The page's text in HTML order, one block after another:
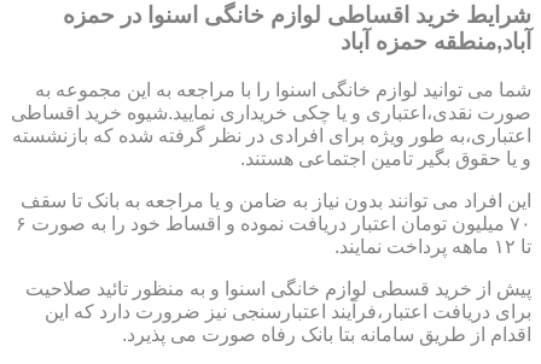
شرایط خرید اقساطی لوازم خانگی اسنوا در حمزه
آباد,منطقه حمزه آباد
شما می توانید لوازم خانگی اسنوا را با مراجعه به این مجموعه به
صورت نقدی،اعتباری و یا چکی خریداری نمایید.شیوه خرید اقساطی
اعتباری،به طور ویژه برای افرادی در نظر گرفته شده که بازنشسته
و یا حقوق بگیر تامین اجتماعی هستند.
این افراد می توانند بدون نیاز به ضامن و یا مراجعه به بانک تا سقف
۷۰ میلیون تومان اعتبار دریافت نموده و اقساط خود را به صورت ۶
تا ۱۲ ماهه پرداخت نمایند.
پیش از خرید قسطی لوازم خانگی اسنوا و به منظور تائید صلاحیت
برای دریافت اعتبار،فرآیند اعتبارسنجی نیز ضرورت دارد که این
اقدام از طریق سامانه بتا بانک رفاه صورت می پذیرد.